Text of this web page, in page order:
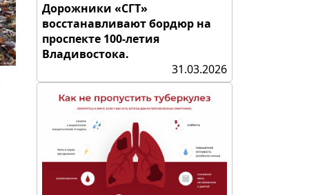
Дорожники «СГТ»
восстанавливают бордюр на
проспекте 100-летия
Владивостока.
31.03.2026